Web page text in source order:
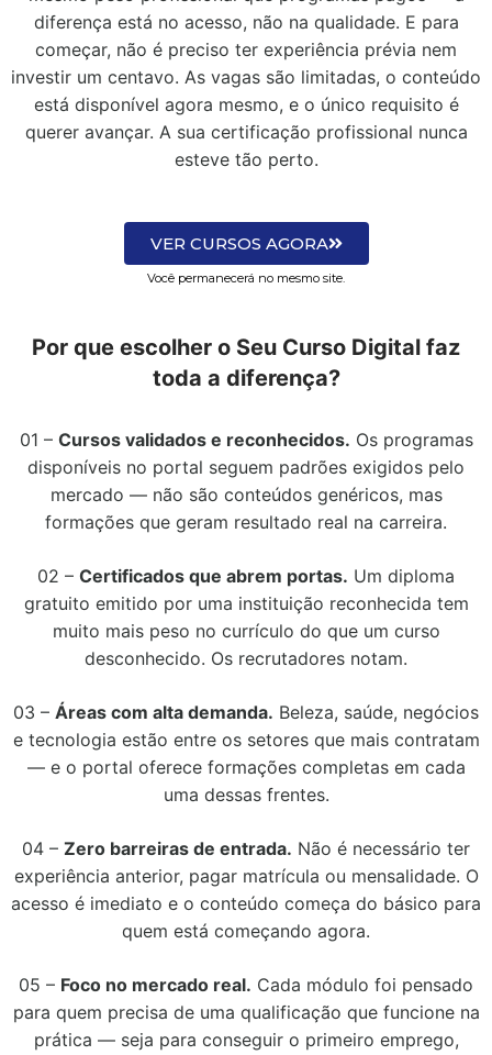
diferença está no acesso, não na qualidade. E para
começar, não é preciso ter experiência prévia nem
investir um centavo. As vagas são limitadas, o conteúdo
está disponível agora mesmo, e o único requisito é
querer avançar. A sua certificação profissional nunca
esteve tão perto.
VER CURSOS AGORA
Você permanecerá no mesmo site.
Por que escolher o Seu Curso Digital faz
toda a diferença?
01 – Cursos validados e reconhecidos. Os programas
disponíveis no portal seguem padrões exigidos pelo
mercado — não são conteúdos genéricos, mas
formações que geram resultado real na carreira.
02 – Certificados que abrem portas. Um diploma
gratuito emitido por uma instituição reconhecida tem
muito mais peso no currículo do que um curso
desconhecido. Os recrutadores notam.
03 – Áreas com alta demanda. Beleza, saúde, negócios
e tecnologia estão entre os setores que mais contratam
— e o portal oferece formações completas em cada
uma dessas frentes.
04 – Zero barreiras de entrada. Não é necessário ter
experiência anterior, pagar matrícula ou mensalidade. O
acesso é imediato e o conteúdo começa do básico para
quem está começando agora.
05 – Foco no mercado real. Cada módulo foi pensado
para quem precisa de uma qualificação que funcione na
prática — seja para conseguir o primeiro emprego,